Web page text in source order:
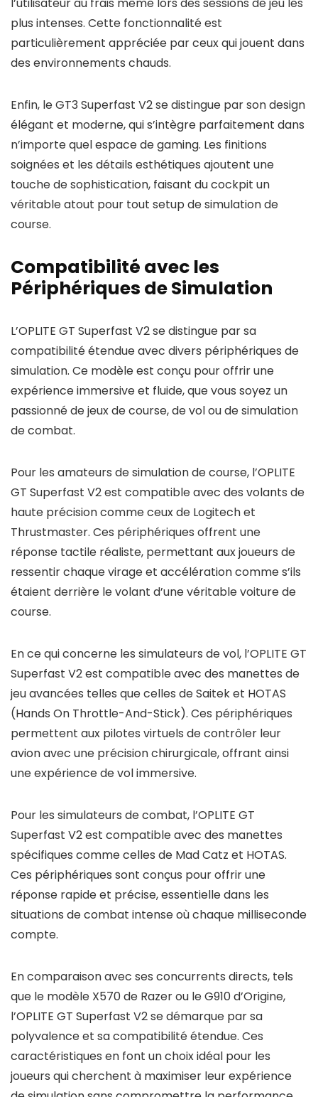
plus intenses. Cette fonctionnalité est
particulièrement appréciée par ceux qui jouent dans
des environnements chauds.
Enfin, le GT3 Superfast V2 se distingue par son design
élégant et moderne, qui s’intègre parfaitement dans
n’importe quel espace de gaming. Les finitions
soignées et les détails esthétiques ajoutent une
touche de sophistication, faisant du cockpit un
véritable atout pour tout setup de simulation de
course.
Compatibilité avec les
Périphériques de Simulation
L’OPLITE GT Superfast V2 se distingue par sa
compatibilité étendue avec divers périphériques de
simulation. Ce modèle est conçu pour offrir une
expérience immersive et fluide, que vous soyez un
passionné de jeux de course, de vol ou de simulation
de combat.
Pour les amateurs de simulation de course, l’OPLITE
GT Superfast V2 est compatible avec des volants de
haute précision comme ceux de Logitech et
Thrustmaster. Ces périphériques offrent une
réponse tactile réaliste, permettant aux joueurs de
ressentir chaque virage et accélération comme s’ils
étaient derrière le volant d’une véritable voiture de
course.
En ce qui concerne les simulateurs de vol, l’OPLITE GT
Superfast V2 est compatible avec des manettes de
jeu avancées telles que celles de Saitek et HOTAS
(Hands On Throttle-And-Stick). Ces périphériques
permettent aux pilotes virtuels de contrôler leur
avion avec une précision chirurgicale, offrant ainsi
une expérience de vol immersive.
Pour les simulateurs de combat, l’OPLITE GT
Superfast V2 est compatible avec des manettes
spécifiques comme celles de Mad Catz et HOTAS.
Ces périphériques sont conçus pour offrir une
réponse rapide et précise, essentielle dans les
situations de combat intense où chaque milliseconde
compte.
En comparaison avec ses concurrents directs, tels
que le modèle X570 de Razer ou le G910 d’Origine,
l’OPLITE GT Superfast V2 se démarque par sa
polyvalence et sa compatibilité étendue. Ces
caractéristiques en font un choix idéal pour les
joueurs qui cherchent à maximiser leur expérience